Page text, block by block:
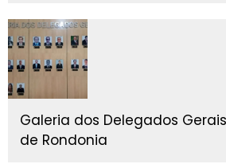
Galeria dos Delegados
de Rondonia